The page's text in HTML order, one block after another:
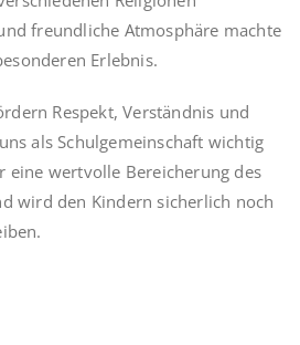
freundliche Atmosphäre machte
Erlebnis.
Respekt, Verständnis und
als Schulgemeinschaft wichtig
eine wertvolle Bereicherung des
wird den Kindern sicherlich noch